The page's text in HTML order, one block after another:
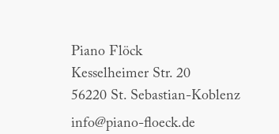
Piano Flöck
Kesselheimer Str. 20
56220 St. Sebastian-Koblenz
info@piano-floeck.de